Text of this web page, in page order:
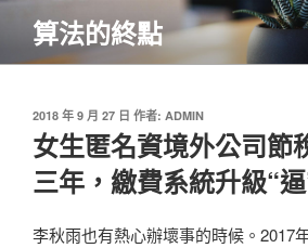
主
算法的終點
發
佈
於
2018 年 9 月 27 日 作者: ADMIN
女生匿名資境外公司節
三年，繳費系統升級“
李秋雨也有熱心辦壞事的時候。2017